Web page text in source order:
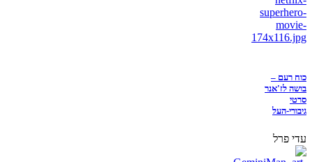
כוח רעם –
בושה לז'אנר
סרטי
גיבורי-העל
עדי פרל